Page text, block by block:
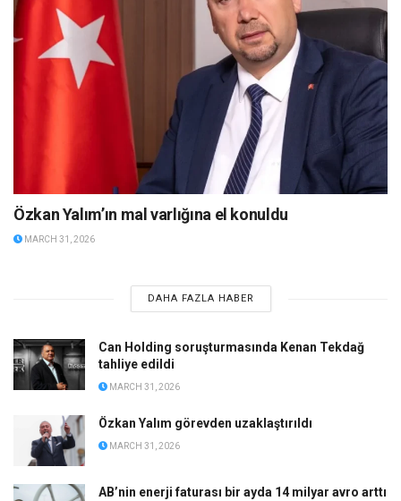
Özkan Yalım’ın mal varlığına el konuldu
MARCH 31, 2026
DAHA FAZLA HABER
Can Holding soruşturmasında Kenan Tekdağ
tahliye edildi
MARCH 31, 2026
Özkan Yalım görevden uzaklaştırıldı
MARCH 31, 2026
AB’nin enerji faturası bir ayda 14 milyar avro arttı